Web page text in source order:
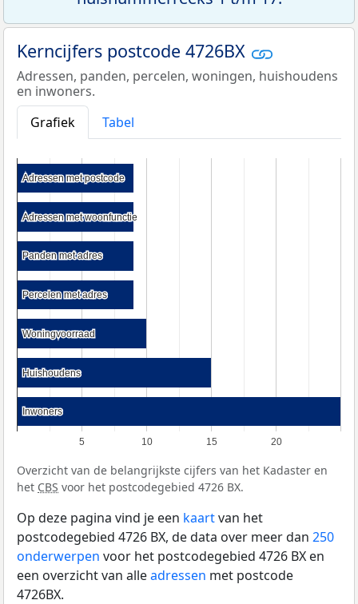
Kerncijfers postcode 4726BX
Adressen, panden, percelen, woningen, huishoudens
en inwoners.
Grafiek
Tabel
5 10 15 20
Adressen met postcode
Adressen met postcode
Adressen met woonfunctie
Adressen met woonfunctie
Panden met adres
Panden met adres
Percelen met adres
Percelen met adres
Woningvoorraad
Woningvoorraad
Huishoudens
Huishoudens
Inwoners
Inwoners
Overzicht van de belangrijkste cijfers van het Kadaster en
het CBS voor het postcodegebied 4726 BX.
Op deze pagina vind je een kaartvan het
postcodegebied 4726 BX, de data over meer dan 250
onderwerpen voor het postcodegebied 4726 BX en
een overzicht van alleadressen met postcode
4726BX.